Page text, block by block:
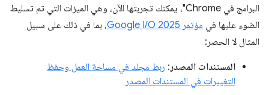
البرامج في Chrome"، يمكنك تجربتها الآن، وهي الميزات التي تم تسليط
الضوء عليها في مؤتمر Google I/O 2025
، بما في ذلك على سبيل
المثال لا الحصر:
المستندات المصدر : ربط مجلد في مساحة العمل وحفظ
التغييرات في المستندات المصدر